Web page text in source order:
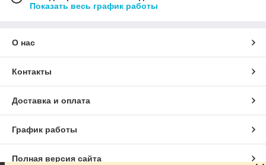
Показать весь график работы
О нас
Контакты
Доставка и оплата
График работы
Полная версия сайта